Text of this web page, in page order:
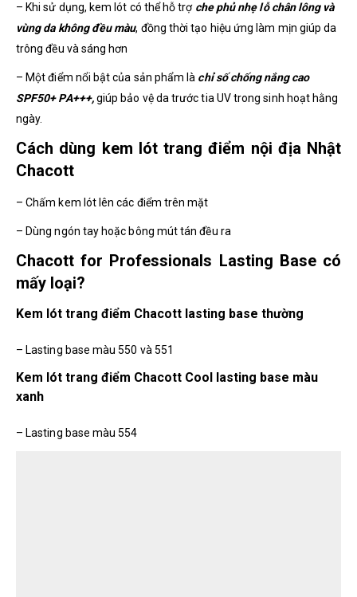
– Khi sử dụng, kem lót có thể hỗ trợ che phủ nhẹ lỗ chân lông và
vùng da không đều màu, đồng thời tạo hiệu ứng làm mịn giúp da
trông đều và sáng hơn
– Một điểm nổi bật của sản phẩm là chỉ số chống nắng cao
SPF50+ PA+++,giúp bảo vệ da trước tia UV trong sinh hoạt hằng
ngày.
Cách dùng kem lót trang điểm nội địa Nhật
Chacott
– Chấm kem lót lên các điểm trên mặt
– Dùng ngón tay hoặc bông mút tán đều ra
Chacott for Professionals Lasting Base có
mấy loại?
Kem lót trang điểm Chacott lasting base thường
– Lasting base màu 550 và 551
Kem lót trang điểm Chacott Cool lasting base màu
xanh
– Lasting base màu 554